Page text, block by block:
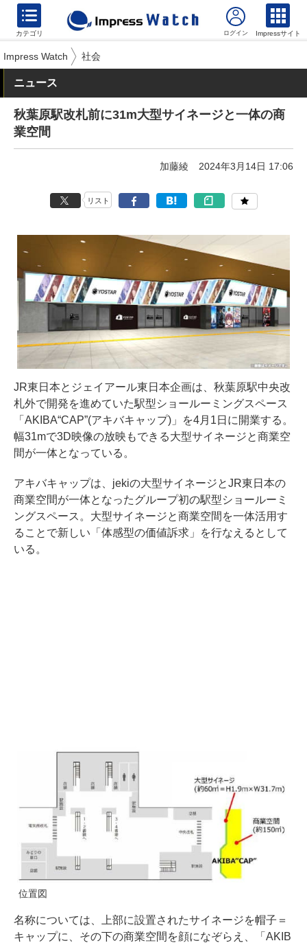
カテゴリ Impressサイト
Impress Watch 社会
ニュース
秋葉原駅改札前に31m大型サイネージと一体の商
業空間
加藤綾 2024年3月14日 17:06
リスト
JR東日本とジェイアール東日本企画は、秋葉原駅中央改
札外で開発を進めていた駅型ショールーミングスペース
「AKIBA“CAP”(アキバキャップ)」を4月1日に開業する。
幅31mで3D映像の放映もできる大型サイネージと商業空
間が一体となっている。
アキバキャップは、jekiの大型サイネージとJR東日本の
商業空間が一体となったグループ初の駅型ショールーミ
ングスペース。大型サイネージと商業空間を一体活用す
ることで新しい「体感型の価値訴求」を行なえるとして
いる。
位置図
名称については、上部に設置されたサイネージを帽子＝
キャップに、その下の商業空間を顔になぞらえ、「AKIB